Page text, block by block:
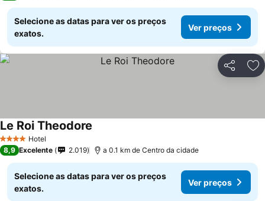
Selecione as datas para ver os preços
exatos.
Ver preços
Partilhar
4 EstrelasHotel
Le Roi Theodore
8,9 Excelente 2.019 a 0.1 km de Centro da cidade
Selecione as datas para ver os preços
exatos.
Ver preços